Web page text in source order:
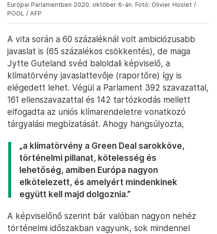
Európai Parlamentben 2020. október 6-án. Fotó: Olivier Hoslet /
POOL / AFP
A vita során a 60 százaléknál volt ambiciózusabb
javaslat is (65 százalékos csökkentés), de maga
Jytte Guteland svéd baloldali képviselő, a
klímatörvény javaslattevője (raportőre) így is
elégedett lehet. Végül a Parlament 392 szavazattal,
161 ellenszavazattal és 142 tartózkodás mellett
elfogadta az uniós klímarendeletre vonatkozó
tárgyalási megbízatását. Ahogy hangsúlyozta,
„a klímatörvény a Green Deal sarokköve,
történelmi pillanat, kötelesség és
lehetőség, amiben Európa nagyon
elkötelezett, és amelyért mindenkinek
együtt kell majd dolgoznia.”
A képviselőnő szerint bár valóban nagyon nehéz
történelmi időszakban vagyunk, sok mindennel